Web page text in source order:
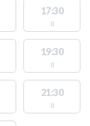
17:30
0
19:30
0
21:30
0